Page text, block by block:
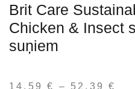
Brit Care
Chicken & Insect
suņiem
14,59€ – 52,39€